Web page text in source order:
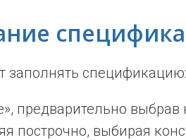
заполнять спецификацию:
предварительно
построчно, выбирая